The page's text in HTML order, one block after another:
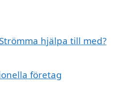
hjälpa till med?
företag